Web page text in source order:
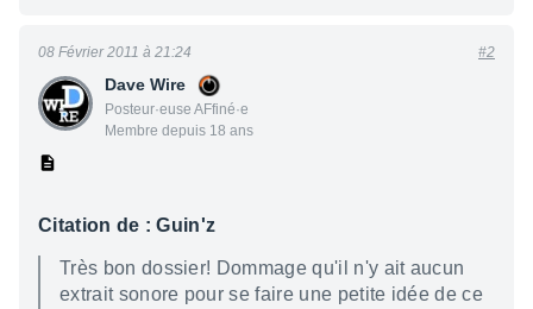
Dave Wire
Posteur·euse AFfiné·e
Membre depuis 18 ans
08 Février 2011 à 21:24 #2
Citation de : Guin'z
Très bon dossier! Dommage qu'il n'y ait aucun
extrait sonore pour se faire une petite idée de ce